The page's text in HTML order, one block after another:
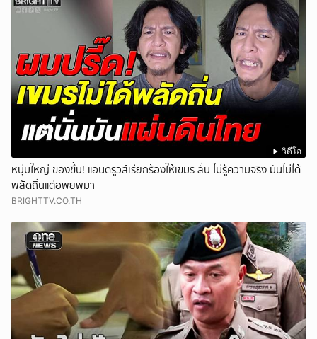
วิดีโอ
หนุ่มใหญ่ ของขึ้น! แอนดรูวส์เรียกร้องให้เขมร ลั่น ไม่รู้ความจริง มันไม่ได้
พลัดถิ่นแต่อพยพมา
BRIGHTTV.CO.TH